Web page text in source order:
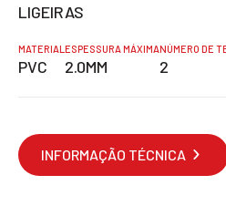
LIGEIRAS
MATERIAL
PVC
ESPESSURA MÁXIMA
2.0MM
NÚMERO DE
2
INFORMAÇÃO TÉCNICA